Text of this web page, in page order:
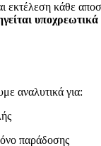
εκτέλεση κάθε
υποχρεωτικά
αναλυτικά για:
παράδοσης